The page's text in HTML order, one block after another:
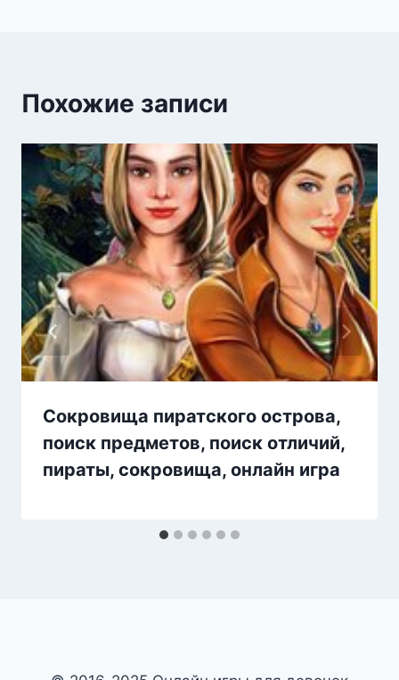
Похожие записи
Сокровища пиратского острова,
поиск предметов, поиск отличий,
пираты, сокровища, онлайн игра